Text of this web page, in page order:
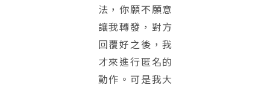
法，你願不願意
讓我轉發，對方
回覆好之後，我
才來進行匿名的
動作。可是我大